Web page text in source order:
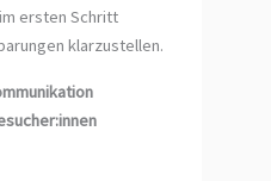
ersten Schritt
klarzustellen.